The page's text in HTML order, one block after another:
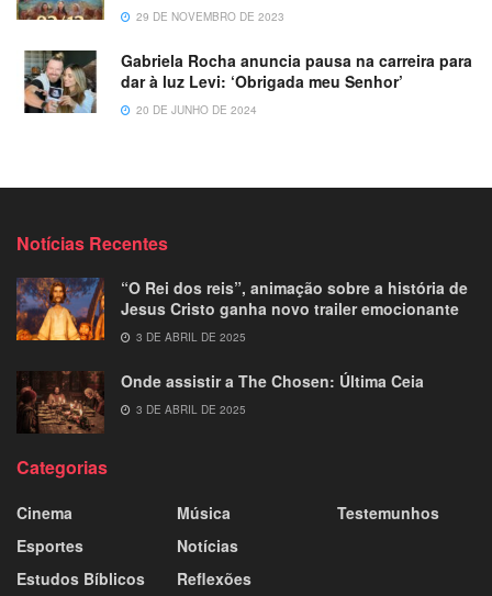
29 DE NOVEMBRO DE 2023
Gabriela Rocha anuncia pausa na carreira para
dar à luz Levi: ‘Obrigada meu Senhor’
20 DE JUNHO DE 2024
Notícias Recentes
“O Rei dos reis”, animação sobre a história de
Jesus Cristo ganha novo trailer emocionante
3 DE ABRIL DE 2025
Onde assistir a The Chosen: Última Ceia
3 DE ABRIL DE 2025
Categorias
Cinema
Esportes
Estudos Bíblicos
Música
Notícias
Reflexões
Testemunhos